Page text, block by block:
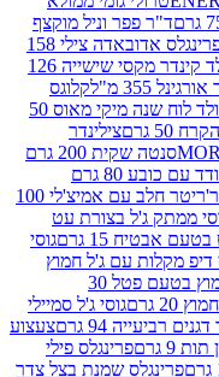
וניל מוקצף
פרינגלס אדובאדה צילי 158
שוקולד קינדר מקסי שישייה 126
קלוגס
גונץ שוקולד לוח שנה מיקי מאוס 50
צילינדר
סנטה שקית 200 גרם
סנטה בודד עם כובע 80 גרם
ריטר חלב עם אמיצ'לי 100
בצורת עט
גוסי
ג'ל חמוץ
גומי דיפ מקלות עם ג'ל חמוץ בטעם פטל 30
גוסי ג'ל סמיילי
גרם
צעצוע
פרינגלס פילי
שמנת בצל צדר